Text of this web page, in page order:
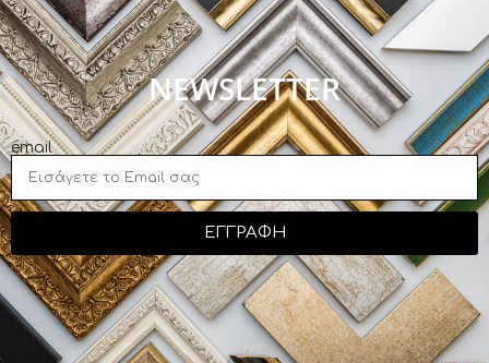
NEWSLETTER
email
ΕΓΓΡΑΦΗ